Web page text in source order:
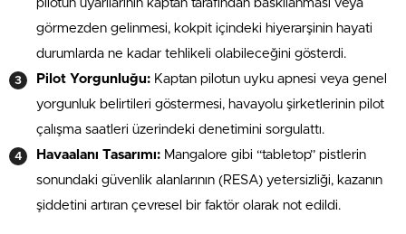
pilotun uyarılarının kaptan tarafından baskılanması veya
görmezden gelinmesi, kokpit içindeki hiyerarşinin hayati
durumlarda ne kadar tehlikeli olabileceğini gösterdi.
Pilot Yorgunluğu: Kaptan pilotun uyku apnesi veya genel
yorgunluk belirtileri göstermesi, havayolu şirketlerinin pilot
çalışma saatleri üzerindeki denetimini sorgulattı.
Havaalanı Tasarımı: Mangalore gibi “tabletop” pistlerin
sonundaki güvenlik alanlarının (RESA) yetersizliği, kazanın
şiddetini artıran çevresel bir faktör olarak not edildi.